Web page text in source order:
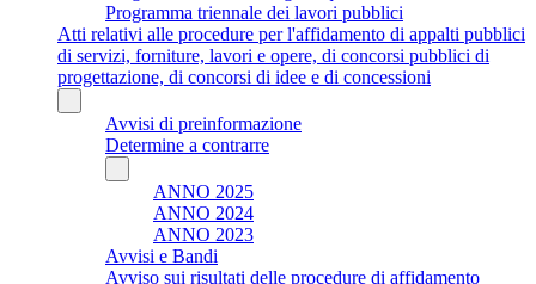
Programma triennale dei lavori pubblici
Atti relativi alle procedure per l'affidamento di appalti pubblici
di servizi, forniture, lavori e opere, di concorsi pubblici di
progettazione, di concorsi di idee e di concessioni
Avvisi di preinformazione
Determine a contrarre
ANNO 2025
ANNO 2024
ANNO 2023
Avvisi e Bandi
Avviso sui risultati delle procedure di affidamento